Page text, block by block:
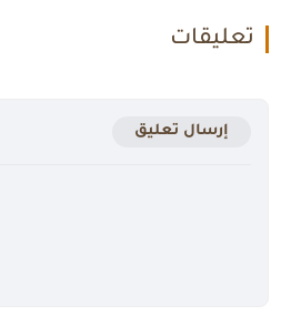
تعليقات
إرسال تعليق